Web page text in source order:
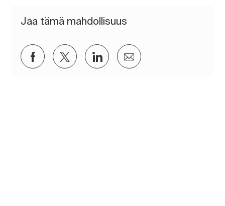
Jaa tämä mahdollisuus
Jaa Facebookin kautta
Jaa Twitterissä
Jaa LinkedInin kautta
Jaa sähköpostitse